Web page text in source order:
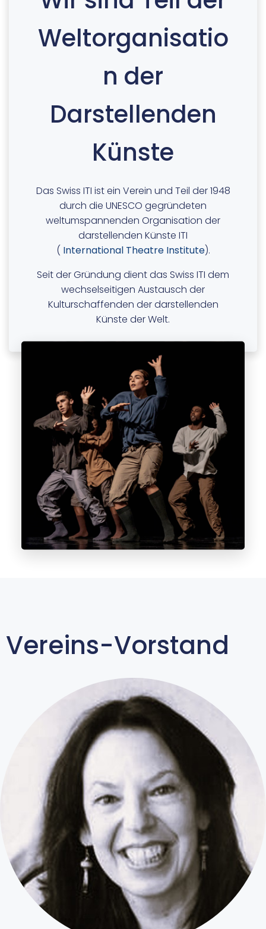
Weltorganisatio
n der
Darstellenden
Künste
Das Swiss ITI ist ein Verein und Teil der 1948
durch die UNESCO gegründeten
weltumspannenden Organisation der
darstellenden Künste ITI
( International Theatre Institute).
Seit der Gründung dient das Swiss ITI dem
wechselseitigen Austausch der
Kulturschaffenden der darstellenden
Künste der Welt.
Vereins-Vorstand